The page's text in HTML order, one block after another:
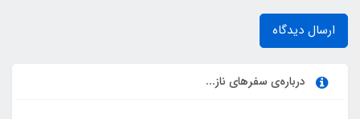
ارسال دیدگاه
درباره‌ی سفرهای ناز...